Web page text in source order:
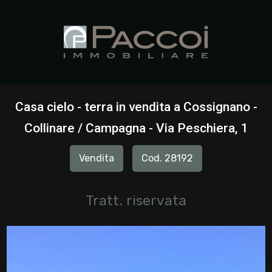
Casa cielo - terra in vendita a Cossignano -
Collinare / Campagna - Via Peschiera, 1
Vendita Cod. 28192
Tratt. riservata
IMMOBILI
Qualsiasi